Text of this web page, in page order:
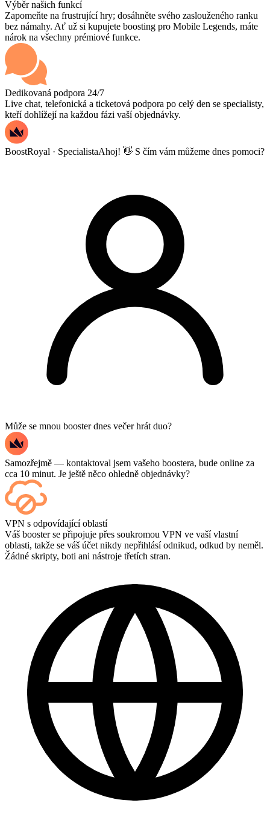
Výběr našich funkcí
Zapomeňte na frustrující hry; dosáhněte svého zaslouženého ranku
bez námahy. Ať už si kupujete boosting pro Mobile Legends, máte
nárok na všechny prémiové funkce.
Dedikovaná podpora 24/7
Live chat, telefonická a ticketová podpora po celý den se specialisty,
kteří dohlížejí na každou fázi vaší objednávky.
BoostRoyal · SpecialistaAhoj! 👋 S čím vám můžeme dnes pomoci?
Může se mnou booster dnes večer hrát duo?
Samozřejmě — kontaktoval jsem vašeho boostera, bude online za
cca 10 minut. Je ještě něco ohledně objednávky?
Perfektní! Mohu sledovat postup živě?
Ano – každý zápas se po dokončení zobrazí na vašem ovládacím
panelu, a pokud chcete sledovat samotné hry, přidejte si při placení
možnost Streaming.
Skvělé, jste nejlepší 🧡
VPN s odpovídající oblastí
Váš booster se připojuje přes soukromou VPN ve vaší vlastní
oblasti, takže se váš účet nikdy nepřihlásí odnikud, odkud by neměl.
Žádné skripty, boti ani nástroje třetích stran.